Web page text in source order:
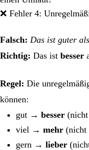
❌ Fehler 4:
Falsch: Das ist guter
Richtig: Das ist besser
Regel: Die
können:
gut → besser
viel → mehr (nicht
gern → lieber